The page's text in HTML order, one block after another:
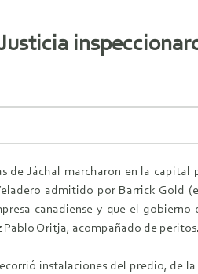
de Jáchal marcharon en la
admitido por Barrick Gold
canadiense y que el
Pablo Oritja, acompañado de peritos.
instalaciones del predio, de